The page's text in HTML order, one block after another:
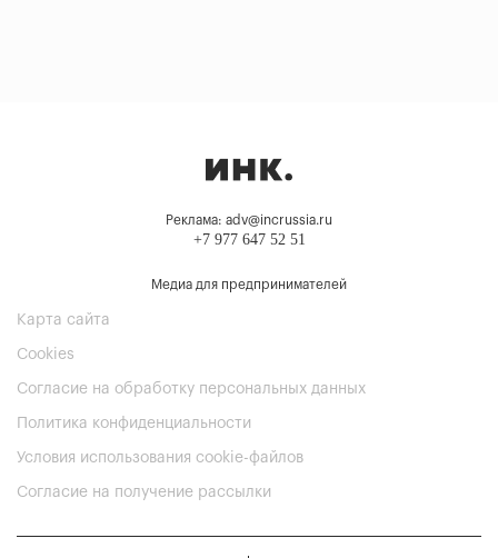
Реклама: adv@incrussia.ru
+7 977 647 52 51
Медиа для предпринимателей
Карта сайта
Cookies
Согласие на обработку персональных данных
Политика конфиденциальности
Условия использования cookie-файлов
Согласие на получение рассылки